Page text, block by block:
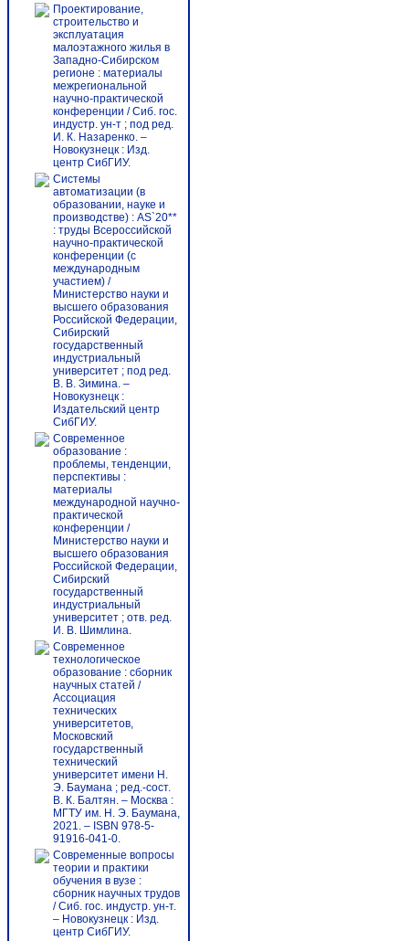
Проектирование,
строительство и
эксплуатация
малоэтажного жилья в
Западно-Сибирском
регионе : материалы
межрегиональной
научно-практической
конференции / Сиб. гос.
индустр. ун-т ; под ред.
И. К. Назаренко. –
Новокузнецк : Изд.
центр СибГИУ.
Системы
автоматизации (в
образовании, науке и
производстве) : AS`20**
: труды Всероссийской
научно-практической
конференции (с
международным
участием) /
Министерство науки и
высшего образования
Российской Федерации,
Сибирский
государственный
индустриальный
университет ; под ред.
В. В. Зимина. –
Новокузнецк :
Издательский центр
СибГИУ.
Современное
образование :
проблемы, тенденции,
перспективы :
материалы
международной научно-
практической
конференции /
Министерство науки и
высшего образования
Российской Федерации,
Сибирский
государственный
индустриальный
университет ; отв. ред.
И. В. Шимлина.
Современное
технологическое
образование : cборник
научных статей /
Ассоциация
технических
университетов,
Московский
государственный
технический
университет имени Н.
Э. Баумана ; ред.-сост.
В. К. Балтян. – Москва :
МГТУ им. Н. Э. Баумана,
2021. – ISBN 978-5-
91916-041-0.
Современные вопросы
теории и практики
обучения в вузе :
сборник научных трудов
/ Сиб. гос. индустр. ун-т.
– Новокузнецк : Изд.
центр СибГИУ.